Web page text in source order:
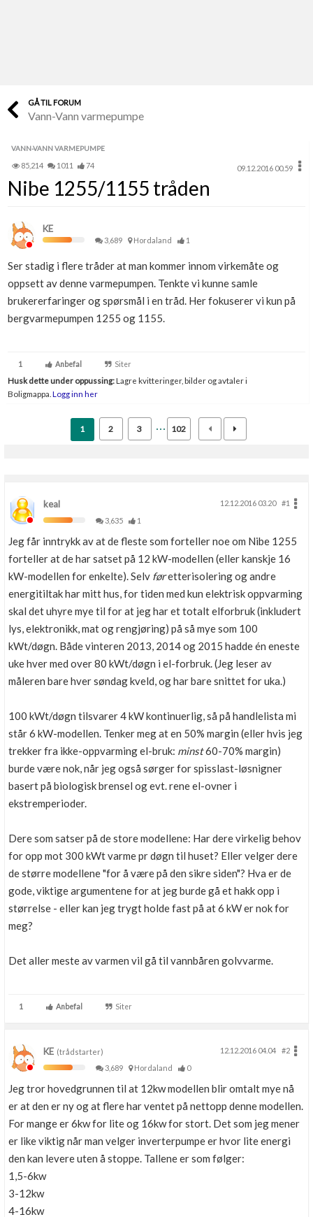
Finn håndverkere
Papirer som mangler
Skaff dokumentasjon som mangler
Kundeservice
Få svar på det du lurer på
Kom i gang med Boligmappa
Se din bolig? Klikk her
Boligmappa+
GÅ TIL FORUM
Vann-Vann varmepumpe
VANN-VANN VARMEPUMPE
85,214 1011 74 09.12.2016 00.59
Nibe 1255/1155 tråden
KE
3,689 Hordaland 1
Ser stadig i flere tråder at man kommer innom virkemåte og
oppsett av denne varmepumpen. Tenkte vi kunne samle
brukererfaringer og spørsmål i en tråd. Her fokuserer vi kun på
bergvarmepumpen 1255 og 1155.
1 Anbefal Siter
Husk dette under oppussing:Lagre kvitteringer, bilder og avtaler i
Boligmappa. Logg inn her
1 2 3 102
keal 12.12.2016 03.20
#1
3,635
1
Jeg får inntrykk av at de fleste som forteller noe om Nibe 1255
forteller at de har satset på 12 kW-modellen (eller kanskje 16
kW-modellen for enkelte). Selv føretterisolering og andre
energitiltak har mitt hus, for tiden med kun elektrisk oppvarming
skal det uhyre mye til for at jeg har et totalt elforbruk (inkludert
lys, elektronikk, mat og rengjøring) på så mye som 100
kWt/døgn. Både vinteren 2013, 2014 og 2015 hadde én eneste
uke hver med over 80 kWt/døgn i el-forbruk. (Jeg leser av
måleren bare hver søndag kveld, og har bare snittet for uka.)
100 kWt/døgn tilsvarer 4 kW kontinuerlig, så på handlelista mi
står 6 kW-modellen. Tenker meg at en 50% margin (eller hvis jeg
trekker fra ikke-oppvarming el-bruk: minst60-70% margin)
burde være nok, når jeg også sørger for spisslast-løsnigner
basert på biologisk brensel og evt. rene el-ovner i
ekstremperioder.
Dere som satser på de store modellene: Har dere virkelig behov
for opp mot 300 kWt varme pr døgn til huset? Eller velger dere
de større modellene "for å være på den sikre siden"? Hva er de
gode, viktige argumentene for at jeg burde gå et hakk opp i
størrelse - eller kan jeg trygt holde fast på at 6 kW er nok for
meg?
Det aller meste av varmen vil gå til vannbåren golvvarme.
1 Anbefal Siter
KE (trådstarter) 12.12.2016 04.04
#2
3,689
Hordaland 0
Jeg tror hovedgrunnen til at 12kw modellen blir omtalt mye nå
er at den er ny og at flere har ventet på nettopp denne modellen.
For mange er 6kw for lite og 16kw for stort. Det som jeg mener
er like viktig når man velger inverterpumpe er hvor lite energi
den kan levere uten å stoppe. Tallene er som følger:
1,5-6kw
3-12kw
4-16kw